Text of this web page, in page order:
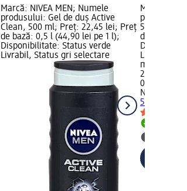
Marcă: NIVEA MEN; Numele
produsului: Gel de duș Active
Clean, 500 ml; Preț: 22,45 lei; Preț
de bază: 0,5 l (44,90 lei pe 1 l);
Disponibilitate: Status verde
Livrabil, Status gri selectare
Marcă:
produsului:
500
de bază:
Livrabil,
magazin
22,45 lei
0,5 l (44,90
NIVEA MEN
500